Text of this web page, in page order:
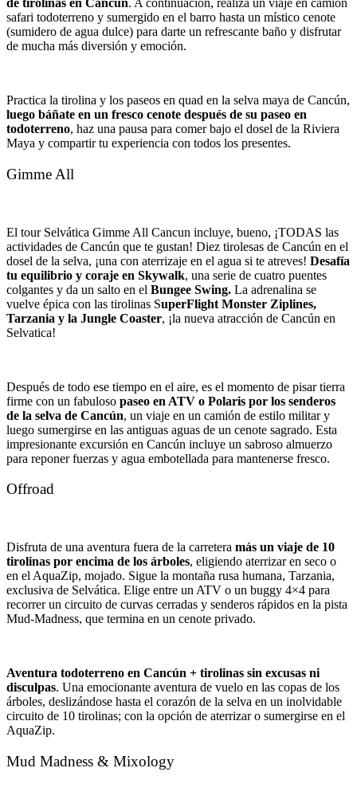
de tirolinas en Cancún. A continuación, realiza un viaje en camión
safari todoterreno y sumergido en el barro hasta un místico cenote
(sumidero de agua dulce) para darte un refrescante baño y disfrutar
de mucha más diversión y emoción.
Practica la tirolina y los paseos en quad en la selva maya de Cancún,
luego báñate en un fresco cenote después de su paseo en
todoterreno, haz una pausa para comer bajo el dosel de la Riviera
Maya y compartir tu experiencia con todos los presentes.
Gimme All
El tour Selvática Gimme All Cancun incluye, bueno, ¡TODAS las
actividades de Cancún que te gustan! Diez tirolesas de Cancún en el
dosel de la selva, ¡una con aterrizaje en el agua si te atreves! Desafía
tu equilibrio y coraje en Skywalk, una serie de cuatro puentes
colgantes y da un salto en el Bungee Swing. La adrenalina se
vuelve épica con las tirolinas SuperFlight Monster Ziplines,
Tarzania y la Jungle Coaster, ¡la nueva atracción de Cancún en
Selvatica!
Después de todo ese tiempo en el aire, es el momento de pisar tierra
firme con un fabuloso paseo en ATV o Polaris por los senderos
de la selva de Cancún, un viaje en un camión de estilo militar y
luego sumergirse en las antiguas aguas de un cenote sagrado. Esta
impresionante excursión en Cancún incluye un sabroso almuerzo
para reponer fuerzas y agua embotellada para mantenerse fresco.
Offroad
Disfruta de una aventura fuera de la carretera más un viaje de 10
tirolinas por encima de los árboles, eligiendo aterrizar en seco o
en el AquaZip, mojado. Sigue la montaña rusa humana, Tarzania,
exclusiva de Selvática. Elige entre un ATV o un buggy 4×4 para
recorrer un circuito de curvas cerradas y senderos rápidos en la pista
Mud-Madness, que termina en un cenote privado.
Aventura todoterreno en Cancún + tirolinas sin excusas ni
disculpas. Una emocionante aventura de vuelo en las copas de los
árboles, deslizándose hasta el corazón de la selva en un inolvidable
circuito de 10 tirolinas; con la opción de aterrizar o sumergirse en el
AquaZip.
Mud Madness & Mixology